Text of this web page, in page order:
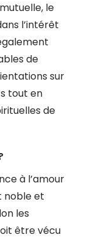
le
l’intérêt
de
sur
tout en
de
à l’amour
noble et
les
être vécu